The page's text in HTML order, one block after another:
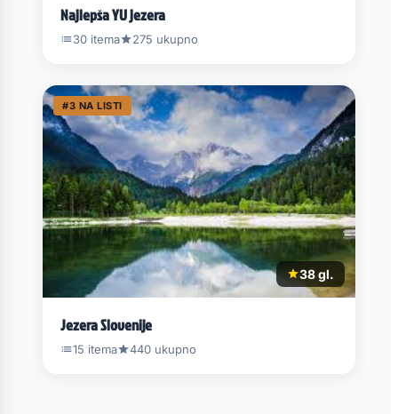
Najlepša YU jezera
30 itema 275 ukupno
#3 NA LISTI
38 gl.
Jezera Slovenije
15 itema 440 ukupno